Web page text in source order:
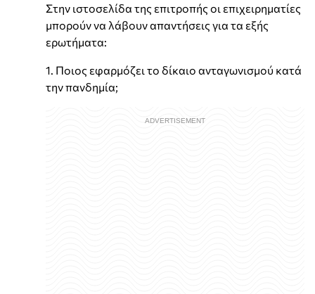
Στην ιστοσελίδα της επιτροπής οι επιχειρηματίες
μπορούν να λάβουν απαντήσεις για τα εξής
ερωτήματα:
1. Ποιος εφαρμόζει το δίκαιο ανταγωνισμού κατά
την πανδημία;